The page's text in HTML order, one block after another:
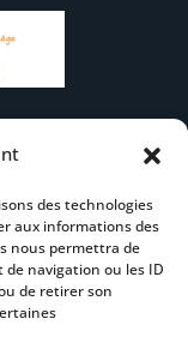
des technologies
aux informations des
nous permettra de
navigation ou les ID
de retirer son